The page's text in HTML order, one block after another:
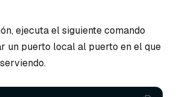
ejecuta el siguiente comando
un puerto local al puerto en el que